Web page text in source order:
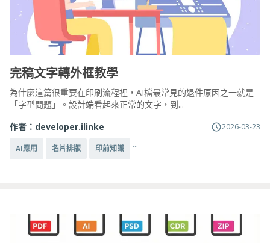
完稿文字轉外框教學
為什麼這篇很重要在印刷流程裡，AI檔最常見的退件原因之一就是
「字型問題」。設計端看起來正常的文字，到...
作者： developer.ilinke 2026-03-23
AI應用 名片排版 印前知識 ...